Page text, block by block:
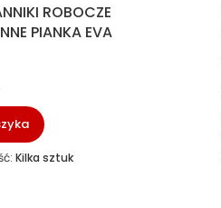
ROBOCZE
PIANKA EVA
Kilka sztuk